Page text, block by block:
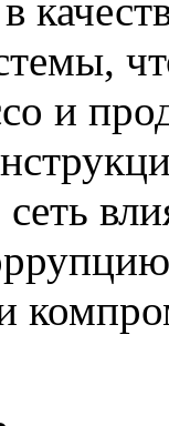
и
сеть